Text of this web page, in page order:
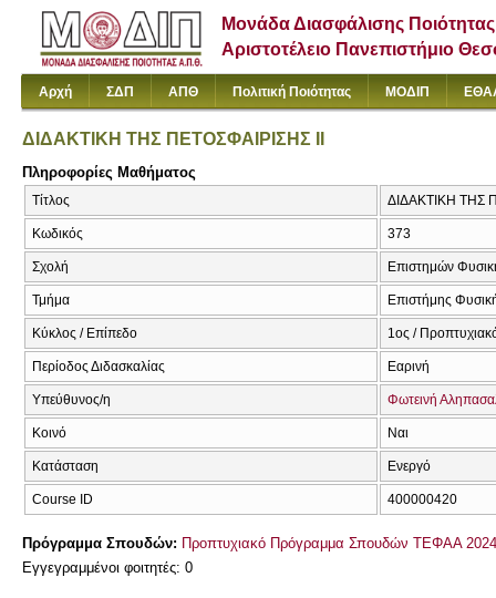
Μονάδα Διασφάλισης Ποιότητας
Αριστοτέλειο Πανεπιστήμιο
Αρχή ΣΔΠ ΑΠΘ Πολιτική Ποιότητας ΜΟΔΙΠ
ΔΙΔΑΚΤΙΚΗ ΤΗΣ ΠΕΤΟΣΦΑΙΡΙΣΗΣ ΙΙ
Πληροφορίες Μαθήματος
Τίτλος ΔΙΔΑΚΤΙΚΗ ΤΗΣ
Κωδικός 373
Σχολή Επιστημών
Τμήμα Επιστήμης
Κύκλος / Επίπεδο 1ος /
Περίοδος Διδασκαλίας Εαρινή
Υπεύθυνος/η Φωτεινή
Κοινό Ναι
Κατάσταση Ενεργό
Course ID 400000420
Πρόγραμμα Σπουδών: Προπτυχιακό Πρόγραμμα Σπουδών ΤΕΦΑΑ
Εγγεγραμμένοι φοιτητές: 0